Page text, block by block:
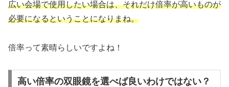
広い会場で使用したい場合は、それだけ倍率が高いものが
必要になるということになりまね。
倍率って素晴らしいですよね！
高い倍率の双眼鏡を選べば良いわけではない？